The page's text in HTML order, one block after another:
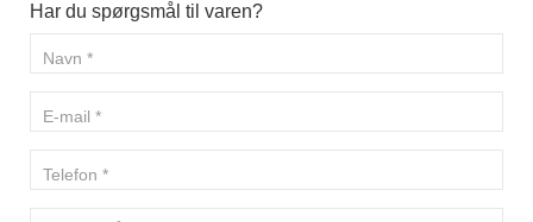
Har du spørgsmål til varen?